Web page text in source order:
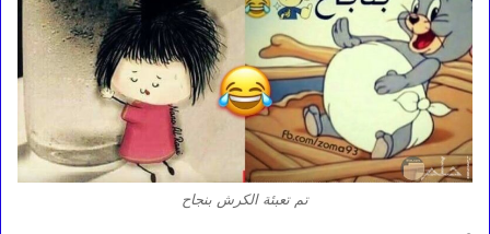
تم تعبئة الكرش بنجاح